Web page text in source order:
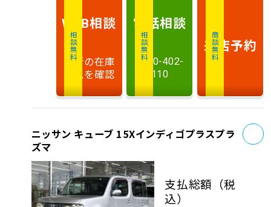
相談無料
WEB相談
最新の在庫
状況を確認
相談無料
電話相談
0120-402-
110
商談無料
来店予約
ニッサン キューブ 15Xインディゴプラスプラ
ズマ
支払総額 （税
込）